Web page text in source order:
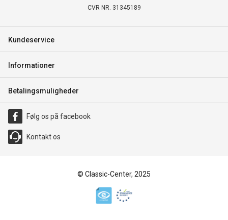
CVR NR. 31345189
Kundeservice
Informationer
Betalingsmuligheder
Følg os på facebook
Kontakt os
© Classic-Center, 2025